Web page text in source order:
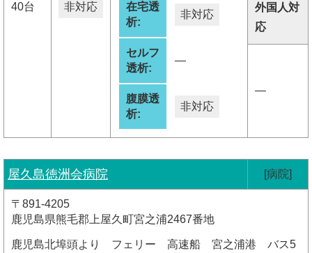
40台 非対応
在宅透
析:
非対応
セルフ
透析:
―
腹膜透
析:
非対応
外国人対
応
―
屋久島徳洲会病院 [病院]
〒891-4205
鹿児島県熊毛郡上屋久町宮之浦2467番地
鹿児島北埠頭より フェリー 高速船 宮之浦港 バス5